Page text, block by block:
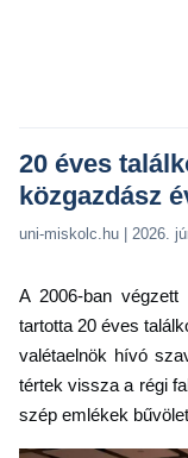
20 éves
közgazdász
uni-miskolc.hu | 2026.
A 2006-ban
tartotta 20 éves
valétaelnök hívó
tértek vissza a régi
szép emlékek